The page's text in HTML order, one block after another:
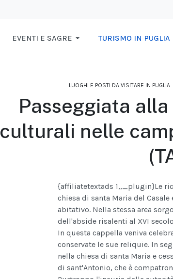
EVENTI E SAGRE TURISMO IN PUGLIA
LUOGHI E POSTI DA VISITARE IN PUGLIA
Passeggiata
culturali nelle
{affiliatetextads 1,,_plugin}Le
chiesa di santa Maria del
abitativo. Nella stessa area
dell'abside risalenti al XVI
In questa cappella veniva
conservate le sue reliquie. In
nella chiesa di santa Maria e
di sant'Antonio, che è